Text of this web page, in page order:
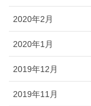
2020年2月
2020年1月
2019年12月
2019年11月